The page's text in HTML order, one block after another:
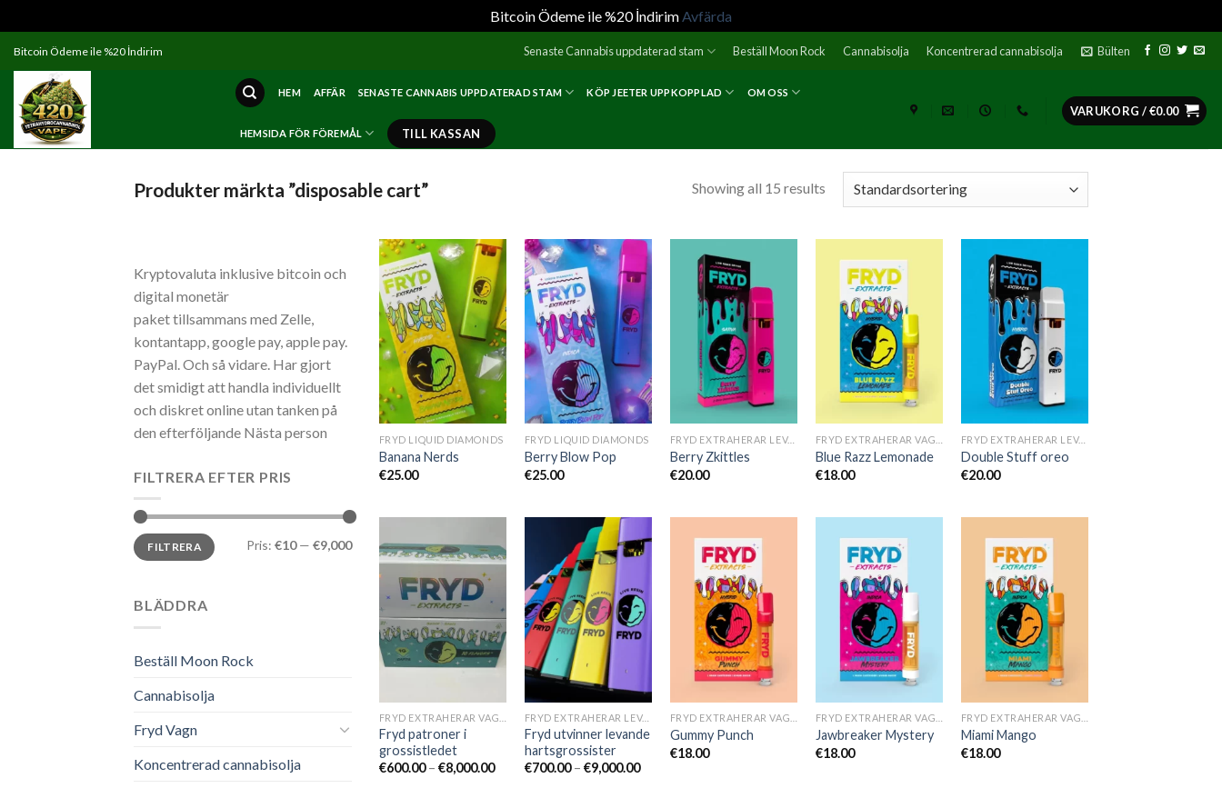
Bitcoin Ödeme ile %20 İndirimAvfärda
content
Bitcoin Ödeme ile %20 İndirim Senaste Cannabis uppdaterad stam Beställ Moon Rock Cannabisolja Koncentrerad cannabisolja Bülten
HEM AFFÄR SENASTE CANNABIS UPPDATERAD STAM KÖP JEETER UPPKOPPLAD OM OSS
HEMSIDA FÖR FÖREMÅL TILL KASSAN
VARUKORG /€0.00
Produkter märkta ”disposable cart” Showing all 15 results
Kryptovaluta inklusive bitcoin och
digital monetär
paket tillsammans med Zelle,
kontantapp, google pay, apple pay.
PayPal. Och så vidare. Har gjort
det smidigt att handla individuellt
och diskret online utan tanken på
den efterföljande Nästa person
FILTRERA EFTER PRIS
Min
pris
Max
prisFILTRERA Pris: €10— €9,000
BLÄDDRA
Beställ Moon Rock
Cannabisolja
Fryd Vagn
Koncentrerad cannabisolja
FRYD LIQUID DIAMONDS
Banana Nerds
€25.00
FRYD LIQUID DIAMONDS
Berry Blow Pop
€25.00
FRYD EXTRAHERAR LEVANDE HARTS TILL SALU
Berry Zkittles
€20.00
Blue Razz Lemonade
€18.00
FRYD EXTRAHERAR LEVANDE HARTS TILL SALU
Double Stuff oreo
€20.00
Fryd patroner i
grossistledet
€600.00 – €8,000.00Prisintervall:
FRYD EXTRAHERAR LEVANDE HARTS TILL SALU
Fryd utvinner levande
hartsgrossister
€700.00 – €9,000.00Prisintervall:
Gummy Punch
€18.00
Jawbreaker Mystery
€18.00
Miami Mango
€18.00